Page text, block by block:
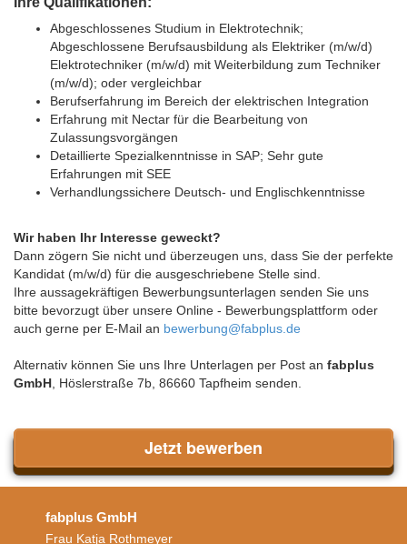
Abgeschlossenes Studium in Elektrotechnik;
Abgeschlossene Berufsausbildung als Elektriker (m/w/d)
Elektrotechniker (m/w/d) mit Weiterbildung zum Techniker
(m/w/d); oder vergleichbar
Berufserfahrung im Bereich der elektrischen Integration
Erfahrung mit Nectar für die Bearbeitung von
Zulassungsvorgängen
Detaillierte Spezialkenntnisse in SAP; Sehr gute
Erfahrungen mit SEE
Verhandlungssichere Deutsch- und Englischkenntnisse
Wir haben Ihr Interesse geweckt?
Dann zögern Sie nicht und überzeugen uns, dass Sie der perfekte
Kandidat (m/w/d) für die ausgeschriebene Stelle sind.
Ihre aussagekräftigen Bewerbungsunterlagen senden Sie uns
bitte bevorzugt über unsere Online - Bewerbungsplattform oder
auch gerne per E-Mail an bewerbung@fabplus.de
Alternativ können Sie uns Ihre Unterlagen per Post an fabplus
GmbH, Höslerstraße 7b, 86660 Tapfheim senden.
Jetzt bewerben
fabplus GmbH
Frau Katja Rothmeyer